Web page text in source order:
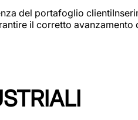
del portafoglio
il corretto